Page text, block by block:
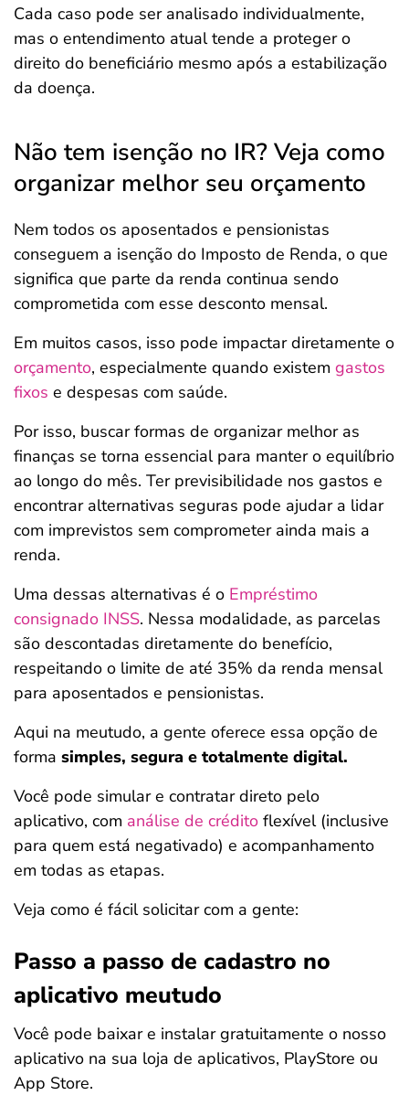
Cada caso pode ser analisado individualmente,
mas o entendimento atual tende a proteger o
direito do beneficiário mesmo após a estabilização
da doença.
Não tem isenção no IR? Veja como
organizar melhor seu orçamento
Nem todos os aposentados e pensionistas
conseguem a isenção do Imposto de Renda, o que
significa que parte da renda continua sendo
comprometida com esse desconto mensal.
Em muitos casos, isso pode impactar diretamente o
orçamento, especialmente quando existem gastos
fixos e despesas com saúde.
Por isso, buscar formas de organizar melhor as
finanças se torna essencial para manter o equilíbrio
ao longo do mês. Ter previsibilidade nos gastos e
encontrar alternativas seguras pode ajudar a lidar
com imprevistos sem comprometer ainda mais a
renda.
Uma dessas alternativas é o Empréstimo
consignado INSS. Nessa modalidade, as parcelas
são descontadas diretamente do benefício,
respeitando o limite de até 35% da renda mensal
para aposentados e pensionistas.
Aqui na meutudo, a gente oferece essa opção de
forma simples, segura e totalmente digital.
Você pode simular e contratar direto pelo
aplicativo, com análise de crédito flexível (inclusive
para quem está negativado) e acompanhamento
em todas as etapas.
Veja como é fácil solicitar com a gente:
Passo a passo de cadastro no
aplicativo meutudo
Você pode baixar e instalar gratuitamente o nosso
aplicativo na sua loja de aplicativos, PlayStore ou
App Store.